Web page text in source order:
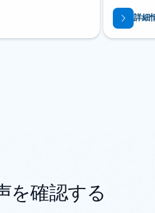
詳細
を確認する